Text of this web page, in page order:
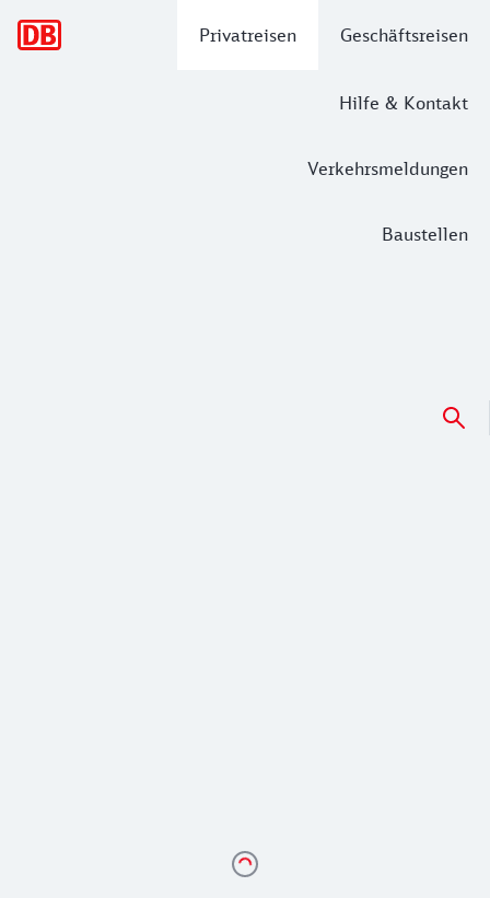
Privatreisen Geschäftsreisen
Hilfe & Kontakt
Verkehrsmeldungen
Baustellen